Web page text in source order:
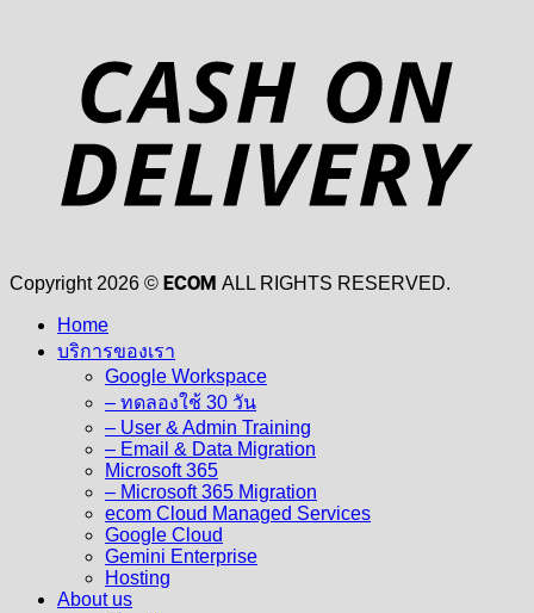
Copyright 2026 © ECOM ALL RIGHTS RESERVED.
Home
บริการของเรา
Google Workspace
– ทดลองใช้ 30 วัน
– User & Admin Training
– Email & Data Migration
Microsoft 365
– Microsoft 365 Migration
ecom Cloud Managed Services
Google Cloud
Gemini Enterprise
Hosting
About us